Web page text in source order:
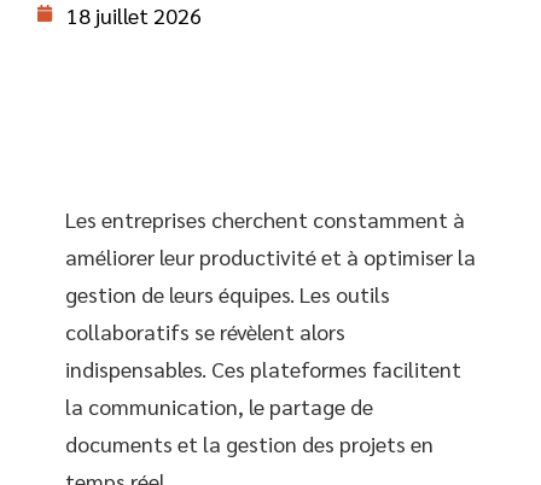
18 juillet 2026
Les entreprises cherchent constamment à
améliorer leur productivité et à optimiser la
gestion de leurs équipes. Les outils
collaboratifs se révèlent alors
indispensables. Ces plateformes facilitent
la communication, le partage de
documents et la gestion des projets en